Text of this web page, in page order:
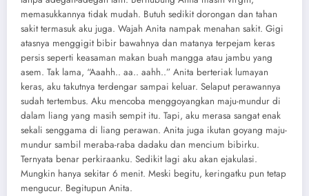
memasukkannya tidak mudah. Butuh sedikit dorongan dan tahan
sakit termasuk aku juga. Wajah Anita nampak menahan sakit. Gigi
atasnya menggigit bibir bawahnya dan matanya terpejam keras
persis seperti keasaman makan buah mangga atau jambu yang
asem. Tak lama, “Aaahh.. aa.. aahh..” Anita berteriak lumayan
keras, aku takutnya terdengar sampai keluar. Selaput perawannya
sudah tertembus. Aku mencoba menggoyangkan maju-mundur di
dalam liang yang masih sempit itu. Tapi, aku merasa sangat enak
sekali senggama di liang perawan. Anita juga ikutan goyang maju-
mundur sambil meraba-raba dadaku dan mencium bibirku.
Ternyata benar perkiraanku. Sedikit lagi aku akan ejakulasi.
Mungkin hanya sekitar 6 menit. Meski begitu, keringatku pun tetap
mengucur. Begitupun Anita.